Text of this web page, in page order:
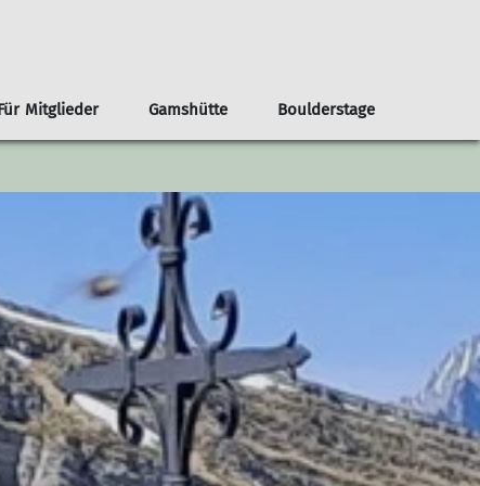
ab der Haustür
ab Otterfing/Holzkirchen
ab Otterfing/Holzkirchen
Alpenregion Tegernsee Schliersee
Erwachsene
Berg & Tal
Freitagsgruppe
Gipfelstürmer
Bouldertreff
Tölz
Klima- und Naturschutz
Mitglieder
Infos
Sektionshefte
Newsletter
Unsere Partner*innen
Nützliche Links
Gamshütte Boulderstage
Team Boulderstage